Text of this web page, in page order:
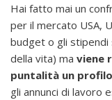
Hai fatto mai un
per il mercato USA,
budget o gli stipendi
della vita) ma viene
puntalità un
gli annunci di lavoro